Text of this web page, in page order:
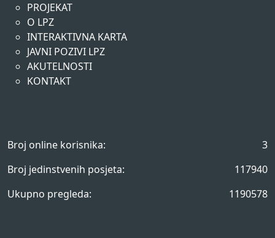
PROJEKAT
O LPZ
INTERAKTIVNA KARTA
JAVNI POZIVI LPZ
AKUTELNOSTI
KONTAKT
Broj online korisnika:
3
Broj jedinstvenih posjeta:
117940
Ukupno pregleda:
1190578